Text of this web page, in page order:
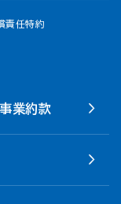
責任特約
業約款